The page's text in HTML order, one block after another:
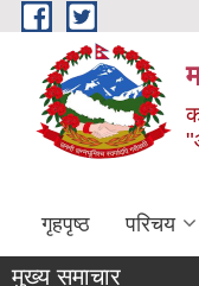
Skip to main content
गृहपृष्ठ परिचय
मुख्य समाचार